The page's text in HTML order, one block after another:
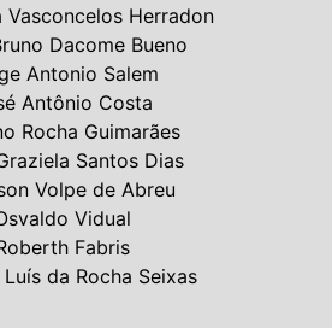
Vasconcelos Herradon
Dacome Bueno
Antonio Salem
Antônio Costa
Rocha Guimarães
Santos Dias
Volpe de Abreu
Vidual
Fabris
da Rocha Seixas